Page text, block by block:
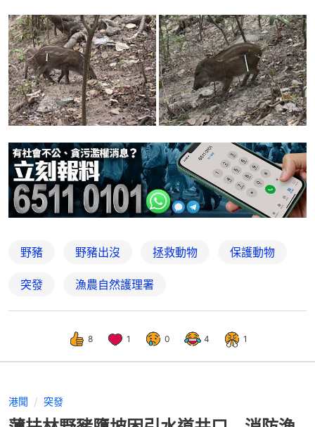
野豬 野豬出沒 拯救動物 保護動物
突發 漁農自然護理署
8 1 0 4 1
港聞 突發